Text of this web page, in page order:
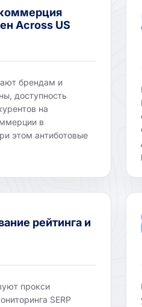
Across US
брендам и
доступность
на
в
этом антиботовые
рейтинга и
прокси
SERP